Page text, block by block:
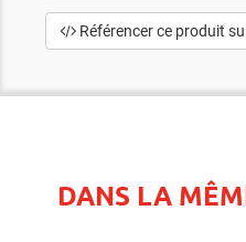
Référencer ce produit
DANS LA